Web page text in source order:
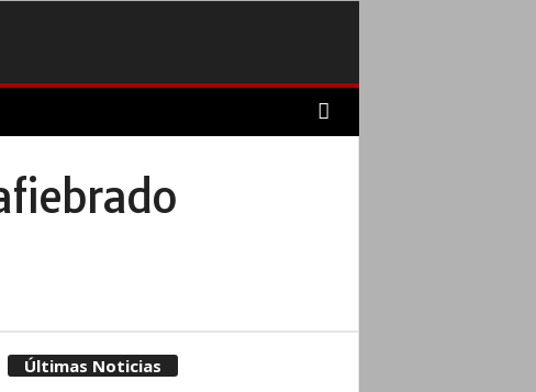
Últimas Noticias